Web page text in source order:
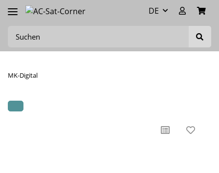
DE
MK-Digital